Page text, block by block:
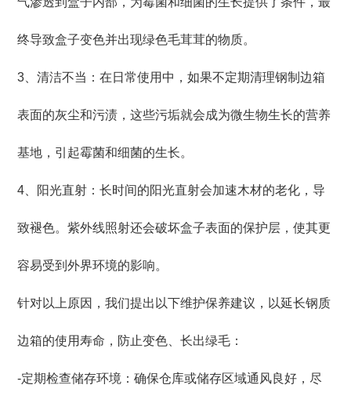
终导致盒子变色并出现绿色毛茸茸的物质。
3、清洁不当：在日常使用中，如果不定期清理钢制边箱
表面的灰尘和污渍，这些污垢就会成为微生物生长的营养
基地，引起霉菌和细菌的生长。
4、阳光直射：长时间的阳光直射会加速木材的老化，导
致褪色。紫外线照射还会破坏盒子表面的保护层，使其更
容易受到外界环境的影响。
针对以上原因，我们提出以下维护保养建议，以延长钢质
边箱的使用寿命，防止变色、长出绿毛：
-定期检查储存环境：确保仓库或储存区域通风良好，尽